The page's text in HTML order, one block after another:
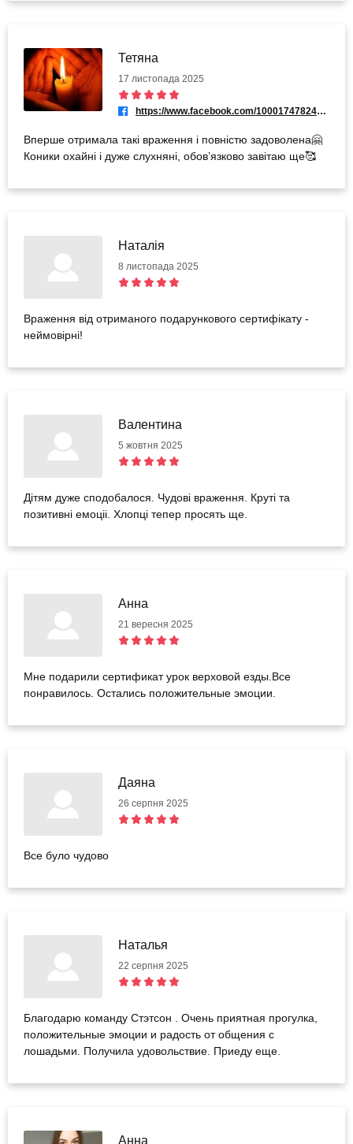
Тетяна
17 листопада 2025
https://www.facebook.com/100017478241979
Вперше отримала такі враження і повністю задоволена🤗
Коники охайні і дуже слухняні, обов’язково завітаю ще🥰
Наталія
8 листопада 2025
Враження від отриманого подарункового сертифікату -
неймовірні!
Валентина
5 жовтня 2025
Дітям дуже сподобалося. Чудові враження. Круті та
позитивні емоціі. Хлопці тепер просять ще.
Анна
21 вересня 2025
Мне подарили сертификат урок верховой езды.Все
понравилось. Остались положительные эмоции.
Даяна
26 серпня 2025
Все було чудово
Наталья
22 серпня 2025
Благодарю команду Стэтсон . Очень приятная прогулка,
положительные эмоции и радость от общения с
лошадьми. Получила удовольствие. Приеду еще.
Анна